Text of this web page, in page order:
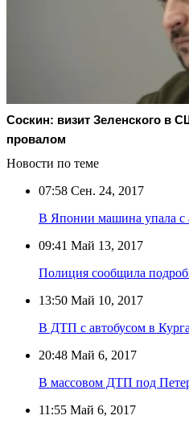
Соскин: визит Зеленского в
провалом
Новости по теме
07:58 Сен. 24, 2017
В Японии машина упала с
09:41 Май 13, 2017
Полиция сообщила
13:50 Май 10, 2017
В ДТП с автобусом в
20:48 Май 6, 2017
В массовом ДТП под
11:55 Май 6, 2017